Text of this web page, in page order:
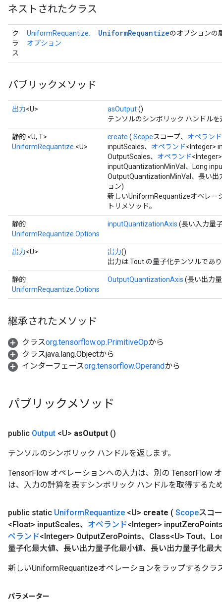
ネストされたクラス
ク
ラ
ス
UniformRequantize.
オプション
UniformRequantizeのオプションの
パブリックメソッド
出力<U> asOutput()
テンソルのシンボリック ハンドルを
静的 <U, T>
UniformRequantize <U>
create ( Scopeスコープ、 オペランド
inputScales、 オペランド<Integer>
OutputScales、 オペランド
inputQuantizationMinVal、Long
OutputQuantizationMinVal、長い
ョン)
新しいUniformRequantizeオペレー
トリメソッド。
静的
UniformRequantize.Options
inputQuantizationAxis (長い入力量
出力<U> 出力()
出力は Tout の量子化テンソルであ
静的
UniformRequantize.Options
OutputQuantizationAxis (長い出力
継承されたメソッド
クラスorg.tensorflow.op.PrimitiveOpから
クラスjava.lang.Objectから
インターフェースorg.tensorflow.Operandから
パブリックメソッド
public Output <U> asOutput ()
テンソルのシンボリック ハンドルを返します。
TensorFlow オペレーションへの入力は、別の TensorFlow
は、入力の計算を表すシンボリック ハンドルを取得するた
public static UniformRequantize <U> create ( Scopeスコ
<Float> inputScales、 オペランド<Integer> inputZero
ペランド<Integer> OutputZeroPoints、Class<U> Tout、
量子化最大値、長い出力量子化最小値、長い出力量子化最
新しいUniformRequantizeオペレーションをラップするク
パラメーター